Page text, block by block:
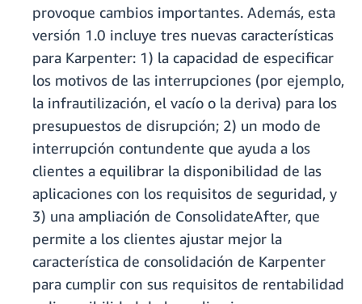
provoque cambios importantes. Además, esta
versión 1.0 incluye tres nuevas características
para Karpenter: 1) la capacidad de especificar
los motivos de las interrupciones (por ejemplo,
la infrautilización, el vacío o la deriva) para los
presupuestos de disrupción; 2) un modo de
interrupción contundente que ayuda a los
clientes a equilibrar la disponibilidad de las
aplicaciones con los requisitos de seguridad, y
3) una ampliación de ConsolidateAfter, que
permite a los clientes ajustar mejor la
característica de consolidación de Karpenter
para cumplir con sus requisitos de rentabilidad